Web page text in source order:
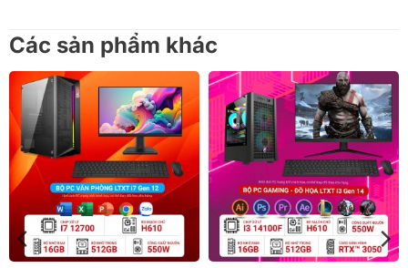
Các sản phẩm khác